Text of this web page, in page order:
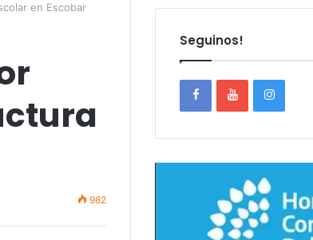
en Escobar
982
Seguinos!